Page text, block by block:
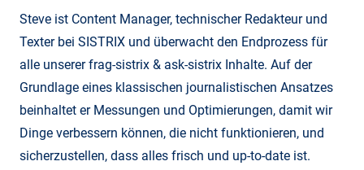
Steve ist Content Manager, technischer Redakteur und
Texter bei SISTRIX und überwacht den Endprozess für
alle unserer frag-sistrix & ask-sistrix Inhalte. Auf der
Grundlage eines klassischen journalistischen Ansatzes
beinhaltet er Messungen und Optimierungen, damit wir
Dinge verbessern können, die nicht funktionieren, und
sicherzustellen, dass alles frisch und up-to-date ist.